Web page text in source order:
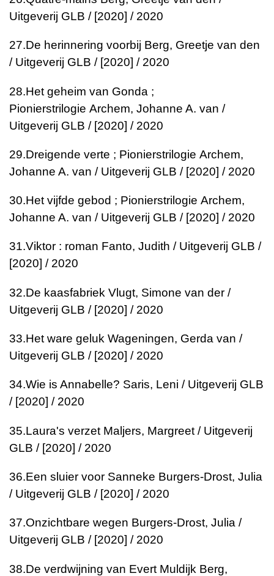
Uitgeverij GLB / [2020] / 2020
27.De herinnering voorbij Berg, Greetje van den
/ Uitgeverij GLB / [2020] / 2020
28.Het geheim van Gonda ;
Pionierstrilogie Archem, Johanne A. van /
Uitgeverij GLB / [2020] / 2020
29.Dreigende verte ; Pionierstrilogie Archem,
Johanne A. van / Uitgeverij GLB / [2020] / 2020
30.Het vijfde gebod ; Pionierstrilogie Archem,
Johanne A. van / Uitgeverij GLB / [2020] / 2020
31.Viktor : roman Fanto, Judith / Uitgeverij GLB /
[2020] / 2020
32.De kaasfabriek Vlugt, Simone van der /
Uitgeverij GLB / [2020] / 2020
33.Het ware geluk Wageningen, Gerda van /
Uitgeverij GLB / [2020] / 2020
34.Wie is Annabelle? Saris, Leni / Uitgeverij GLB
/ [2020] / 2020
35.Laura's verzet Maljers, Margreet / Uitgeverij
GLB / [2020] / 2020
36.Een sluier voor Sanneke Burgers-Drost, Julia
/ Uitgeverij GLB / [2020] / 2020
37.Onzichtbare wegen Burgers-Drost, Julia /
Uitgeverij GLB / [2020] / 2020
38.De verdwijning van Evert Muldijk Berg,